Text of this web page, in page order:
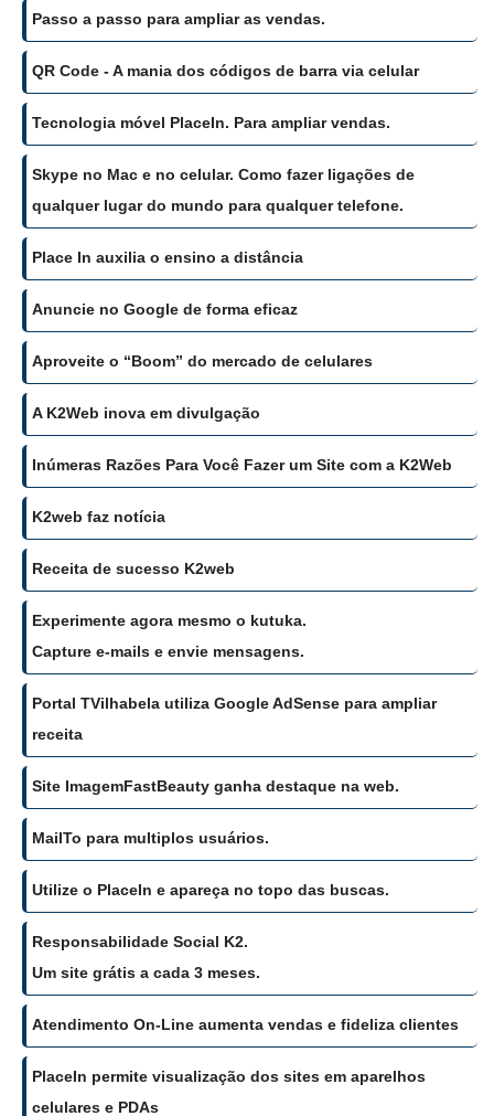
Passo a passo para ampliar as vendas.
QR Code - A mania dos códigos de barra via celular
Tecnologia móvel PlaceIn. Para ampliar vendas.
Skype no Mac e no celular. Como fazer ligações de
qualquer lugar do mundo para qualquer telefone.
Place In auxilia o ensino a distância
Anuncie no Google de forma eficaz
Aproveite o “Boom” do mercado de celulares
A K2Web inova em divulgação
Inúmeras Razões Para Você Fazer um Site com a K2Web
K2web faz notícia
Receita de sucesso K2web
Experimente agora mesmo o kutuka.
Capture e-mails e envie mensagens.
Portal TVilhabela utiliza Google AdSense para ampliar
receita
Site ImagemFastBeauty ganha destaque na web.
MailTo para multiplos usuários.
Utilize o PlaceIn e apareça no topo das buscas.
Responsabilidade Social K2.
Um site grátis a cada 3 meses.
Atendimento On-Line aumenta vendas e fideliza clientes
PlaceIn permite visualização dos sites em aparelhos
celulares e PDAs